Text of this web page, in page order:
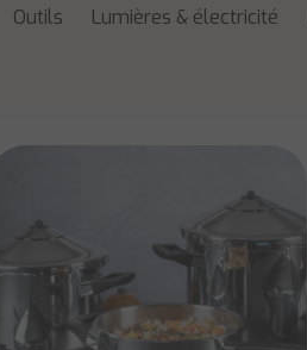
Outils Lumières & électricité